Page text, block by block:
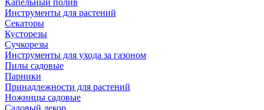
Капельный полив
Инструменты для растений
Секаторы
Кусторезы
Сучкорезы
Инструменты для ухода за газоном
Пилы садовые
Парники
Принадлежности для растений
Ножницы садовые
Садовый декор